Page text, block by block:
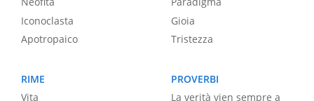
Iconoclasta
Apotropaico
Gioia
Tristezza
RIME
Vita
PROVERBI
La verità vien sempre a